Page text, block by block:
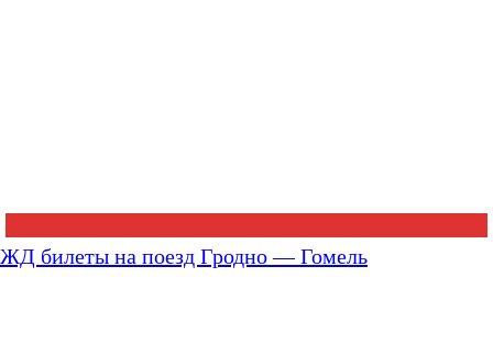
ЖД билеты на поезд Гродно — Гомель